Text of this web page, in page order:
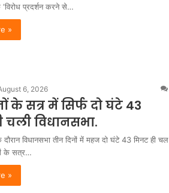
प्रदर्शन करने से…
»
6, 2026
के सत्र में सिर्फ दो घंटे 43
चली विधानसभा.
विधानसभा तीन दिनों में महज दो घंटे 43 मिनट ही चल
के सत्र…
»